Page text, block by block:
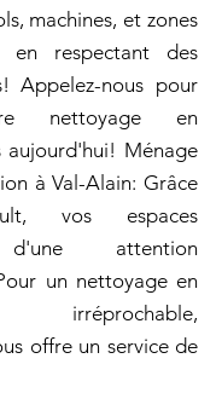
machines, et zones
en respectant des
Appelez-nous pour
nettoyage en
aujourd'hui! Ménage
à Val-Alain: Grâce
vos espaces
d'une attention
un nettoyage en
irréprochable,
offre un service de